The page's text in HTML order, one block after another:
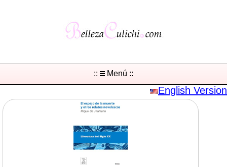
:: Menú ::
English Version